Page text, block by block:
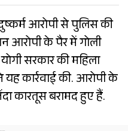
आरोपी से पुलिस की
आरोपी के पैर में गोली
सरकार की महिला
कार्रवाई की. आरोपी के
कारतूस बरामद हुए हैं.